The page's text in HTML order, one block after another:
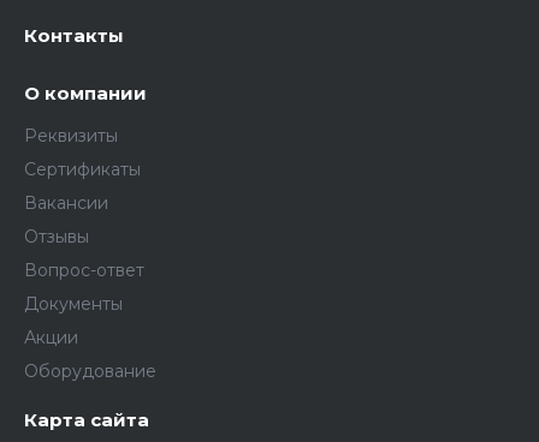
Контакты
О компании
Реквизиты
Сертификаты
Вакансии
Отзывы
Вопрос-ответ
Документы
Акции
Оборудование
Карта сайта